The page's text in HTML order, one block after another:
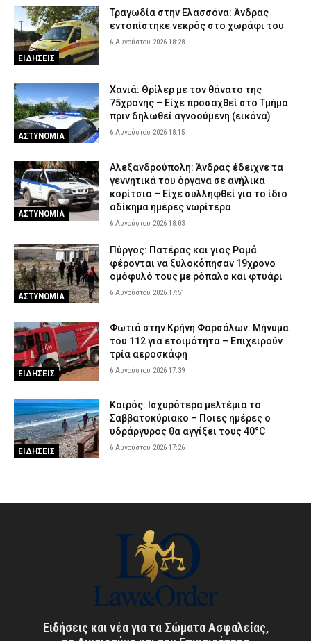
ΕΙΔΗΣΕΙΣ
Τραγωδία στην Ελασσόνα: Άνδρας
εντοπίστηκε νεκρός στο χωράφι του
6 Αυγούστου 2026 18:28
ΑΣΤΥΝΟΜΙΑ
Χανιά: Θρίλερ με τον θάνατο της
75χρονης – Είχε προσαχθεί στο Τμήμα
πριν δηλωθεί αγνοούμενη (εικόνα)
6 Αυγούστου 2026 18:15
ΑΣΤΥΝΟΜΙΑ
Αλεξανδρούπολη: Άνδρας έδειχνε τα
γεννητικά του όργανα σε ανήλικα
κορίτσια – Είχε συλληφθεί για το ίδιο
αδίκημα ημέρες νωρίτερα
6 Αυγούστου 2026 18:03
ΑΣΤΥΝΟΜΙΑ
Πύργος: Πατέρας και γιος Ρομά
φέρονται να ξυλοκόπησαν 19χρονο
ομόφυλό τους με ρόπαλο και φτυάρι
6 Αυγούστου 2026 17:51
ΕΙΔΗΣΕΙΣ
Φωτιά στην Κρήνη Φαρσάλων: Μήνυμα
του 112 για ετοιμότητα – Επιχειρούν
τρία αεροσκάφη
6 Αυγούστου 2026 17:39
ΕΙΔΗΣΕΙΣ
Καιρός: Ισχυρότερα μελτέμια το
Σαββατοκύριακο – Ποιες ημέρες ο
υδράργυρος θα αγγίξει τους 40°C
6 Αυγούστου 2026 17:26
Ειδήσεις και νέα για τα Σώματα Ασφαλείας,